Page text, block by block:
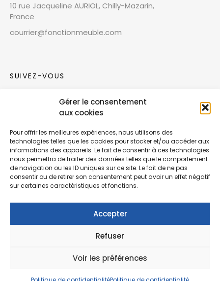
Gérer le consentement
aux cookies
Pour offrir les meilleures expériences, nous utilisons des
technologies telles que les cookies pour stocker et/ou accéder aux
informations des appareils. Le fait de consentir à ces technologies
nous permettra de traiter des données telles que le comportement
de navigation ou les ID uniques sur ce site. Le fait de ne pas
consentir ou de retirer son consentement peut avoir un effet négatif
sur certaines caractéristiques et fonctions.
Accepter
Refuser
Voir les préférences
10 rue Jacqueline AURIOL, Chilly-Mazarin,
France
courrier@fonctionmeuble.com
SUIVEZ-VOUS
Rejoignez notre communauté sur les réseaux
Nouvelles collections, vie de l’équipe ou
inspirations : soyez informés de nos dernières
actualités.
© Copyright Fonction Meuble